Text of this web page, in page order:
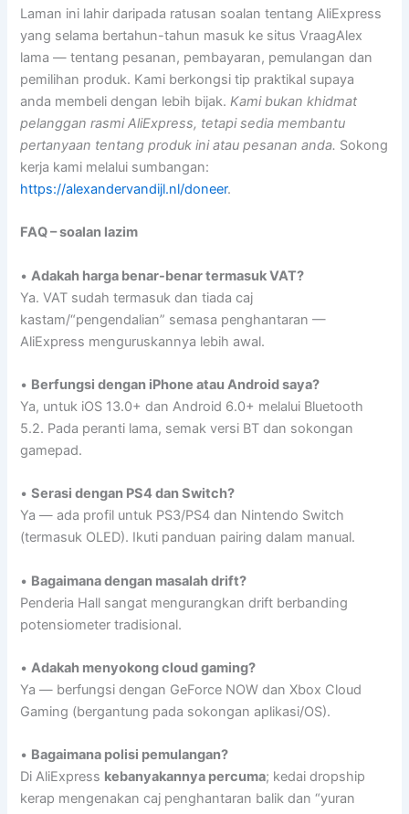
Laman ini lahir daripada ratusan soalan tentang AliExpress
yang selama bertahun-tahun masuk ke situs VraagAlex
lama — tentang pesanan, pembayaran, pemulangan dan
pemilihan produk. Kami berkongsi tip praktikal supaya
anda membeli dengan lebih bijak.Kami bukan khidmat
pelanggan rasmi AliExpress, tetapi sedia membantu
pertanyaan tentang produk ini atau pesanan anda. Sokong
kerja kami melalui sumbangan:
https://alexandervandijl.nl/doneer.
FAQ – soalan lazim
•Adakah harga benar-benar termasuk VAT?
Ya. VAT sudah termasuk dan tiada caj
kastam/“pengendalian” semasa penghantaran —
AliExpress menguruskannya lebih awal.
• Berfungsi dengan iPhone atau Android saya?
Ya, untuk iOS 13.0+ dan Android 6.0+ melalui Bluetooth
5.2. Pada peranti lama, semak versi BT dan sokongan
gamepad.
•Serasi dengan PS4 dan Switch?
Ya — ada profil untuk PS3/PS4 dan Nintendo Switch
(termasuk OLED). Ikuti panduan pairing dalam manual.
• Bagaimana dengan masalah drift?
Penderia Hall sangat mengurangkan drift berbanding
potensiometer tradisional.
•Adakah menyokong cloud gaming?
Ya — berfungsi dengan GeForce NOW dan Xbox Cloud
Gaming (bergantung pada sokongan aplikasi/OS).
• Bagaimana polisi pemulangan?
Di AliExpress kebanyakannya percuma; kedai dropship
kerap mengenakan caj penghantaran balik dan “yuran